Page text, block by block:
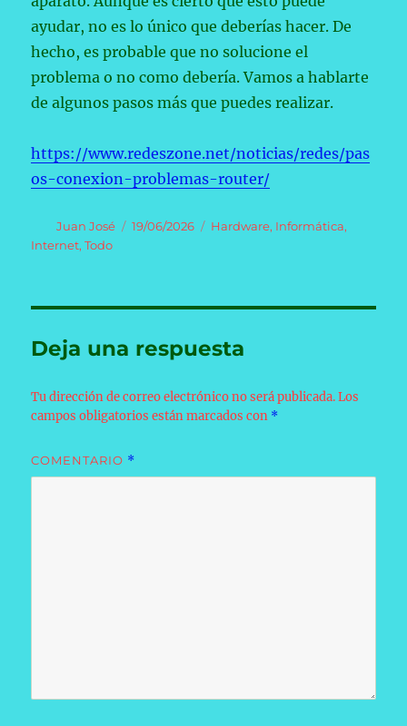
ayudar, no es lo único que deberías hacer. De
hecho, es probable que no solucione el
problema o no como debería. Vamos a hablarte
de algunos pasos más que puedes realizar.
https://www.redeszone.net/noticias/redes/pas
os-conexion-problemas-router/
Autor
Juan José
Publicado
19/06/2026 Categorías
Hardware, Informática,
Internet,Todo
Deja una respuesta
Tu dirección de correo electrónico no será publicada. Los
campos obligatorios están marcados con *
COMENTARIO *